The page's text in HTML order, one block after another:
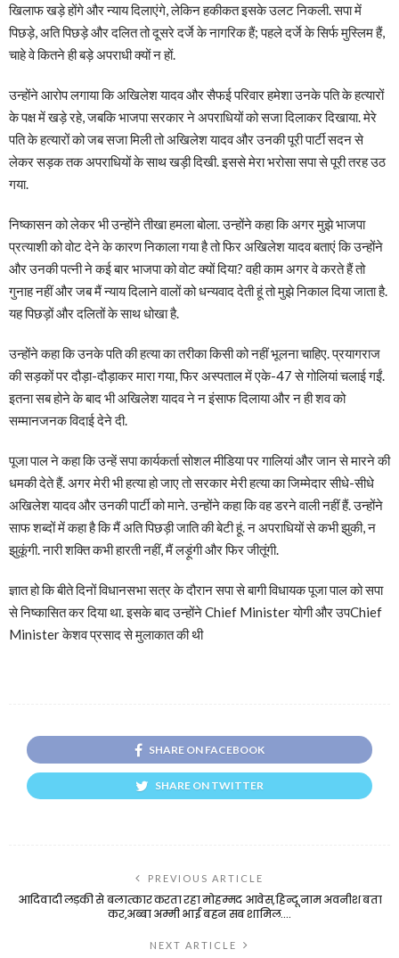
खिलाफ खड़े होंगे और न्याय दिलाएंगे, लेकिन हकीकत इसके उलट निकली. सपा में
पिछड़े, अति पिछड़े और दलित तो दूसरे दर्जे के नागरिक हैं; पहले दर्जे के सिर्फ मुस्लिम हैं,
चाहे वे कितने ही बड़े अपराधी क्यों न हों.
उन्होंने आरोप लगाया कि अखिलेश यादव और सैफई परिवार हमेशा उनके पति के हत्यारों
के पक्ष में खड़े रहे, जबकि भाजपा सरकार ने अपराधियों को सजा दिलाकर दिखाया. मेरे
पति के हत्यारों को जब सजा मिली तो अखिलेश यादव और उनकी पूरी पार्टी सदन से
लेकर सड़क तक अपराधियों के साथ खड़ी दिखी. इससे मेरा भरोसा सपा से पूरी तरह उठ
गया.
निष्कासन को लेकर भी उन्होंने तीखा हमला बोला. उन्होंने कहा कि अगर मुझे भाजपा
प्रत्याशी को वोट देने के कारण निकाला गया है तो फिर अखिलेश यादव बताएं कि उन्होंने
और उनकी पत्नी ने कई बार भाजपा को वोट क्यों दिया? वही काम अगर वे करते हैं तो
गुनाह नहीं और जब मैं न्याय दिलाने वालों को धन्यवाद देती हूं तो मुझे निकाल दिया जाता है.
यह पिछड़ों और दलितों के साथ धोखा है.
उन्होंने कहा कि उनके पति की हत्या का तरीका किसी को नहीं भूलना चाहिए. प्रयागराज
की सड़कों पर दौड़ा-दौड़ाकर मारा गया, फिर अस्पताल में एके-47 से गोलियां चलाई गईं.
इतना सब होने के बाद भी अखिलेश यादव ने न इंसाफ दिलाया और न ही शव को
सम्मानजनक विदाई देने दी.
पूजा पाल ने कहा कि उन्हें सपा कार्यकर्ता सोशल मीडिया पर गालियां और जान से मारने की
धमकी देते हैं. अगर मेरी भी हत्या हो जाए तो सरकार मेरी हत्या का जिम्मेदार सीधे-सीधे
अखिलेश यादव और उनकी पार्टी को माने. उन्होंने कहा कि वह डरने वाली नहीं हैं. उन्होंने
साफ शब्दों में कहा है कि मैं अति पिछड़ी जाति की बेटी हूं. न अपराधियों से कभी झुकी, न
झुकूंगी. नारी शक्ति कभी हारती नहीं, मैं लड़ूंगी और फिर जीतूंगी.
ज्ञात हो कि बीते दिनों विधानसभा सत्र के दौरान सपा से बागी विधायक पूजा पाल को सपा
से निष्कासित कर दिया था. इसके बाद उन्होंने Chief Minister योगी और उपChief
Minister केशव प्रसाद से मुलाकात की थी
SHARE ON FACEBOOK
SHARE ON TWITTER
PREVIOUS ARTICLE
आदिवादी लड़की से बलात्कार करता रहा मोहम्मद आवेस,हिन्दू नाम अवनीश बता
कर,अब्बा अम्मी भाई बहन सब शामिल….
NEXT ARTICLE